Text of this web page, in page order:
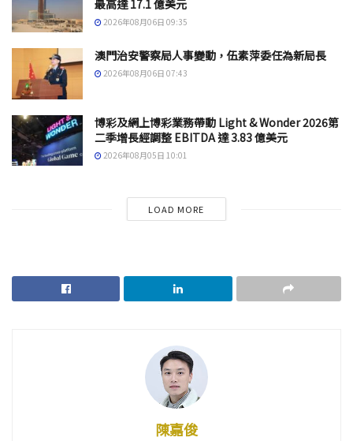
最高達 17.1 億美元
2026年08月06日 09:35
澳門治安警察局人事變動，伍素萍委任為新局長
2026年08月06日 07:43
博彩及網上博彩業務帶動 Light & Wonder 2026第
二季增長經調整 EBITDA 達 3.83 億美元
2026年08月05日 10:01
LOAD MORE
陳嘉俊